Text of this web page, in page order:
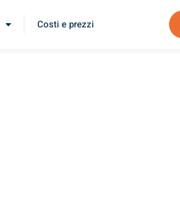
Costi e prezzi